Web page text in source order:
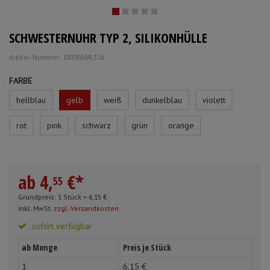
Ärmelschoner
Unterlagen und
SCHWESTERNUHR TYP 2, SILIKONHÜLLE
Artikel-Nummer: 10000068;326
FARBE
hellblau
gelb weiß dunkelblau violett
rot pink schwarz grün orange
ab 4,55 €*
Grundpreis: 1 Stück = 6,15 €
inkl. MwSt. zzgl. Versandkosten
sofort verfügbar
ab Menge Preis je Stück
1 6,15 €